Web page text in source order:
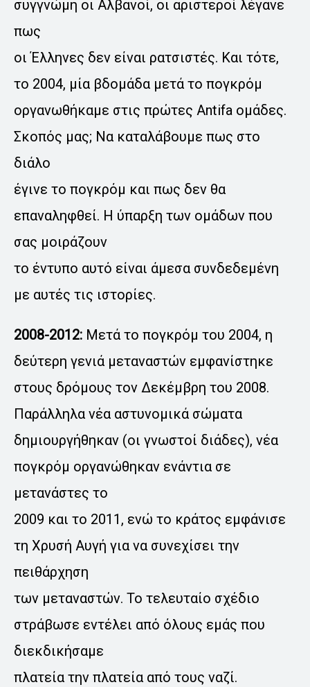
συγγνώμη οι Αλβανοί, οι αριστεροί λέγανε
πως
οι Έλληνες δεν είναι ρατσιστές. Και τότε,
το 2004, μία βδομάδα μετά το πογκρόμ
οργανωθήκαμε στις πρώτες Antifa ομάδες.
Σκοπός μας; Να καταλάβουμε πως στο
διάλο
έγινε το πογκρόμ και πως δεν θα
επαναληφθεί. Η ύπαρξη των ομάδων που
σας μοιράζουν
το έντυπο αυτό είναι άμεσα συνδεδεμένη
με αυτές τις ιστορίες.
2008-2012: Μετά το πογκρόμ του 2004, η
δεύτερη γενιά μεταναστών εμφανίστηκε
στους δρόμους τον Δεκέμβρη του 2008.
Παράλληλα νέα αστυνομικά σώματα
δημιουργήθηκαν (οι γνωστοί διάδες), νέα
πογκρόμ οργανώθηκαν ενάντια σε
μετανάστες το
2009 και το 2011, ενώ το κράτος εμφάνισε
τη Χρυσή Αυγή για να συνεχίσει την
πειθάρχηση
των μεταναστών. Το τελευταίο σχέδιο
στράβωσε εντέλει από όλους εμάς που
διεκδικήσαμε
πλατεία την πλατεία από τους ναζί.